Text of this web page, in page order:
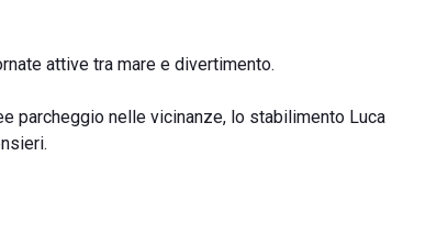
attive tra mare e divertimento.
parcheggio nelle vicinanze, lo stabilimento Luca